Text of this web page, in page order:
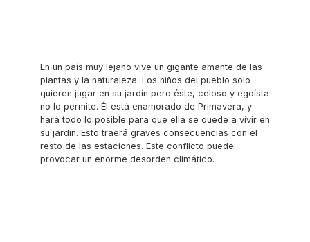
En un país muy lejano vive un gigante amante de las
plantas y la naturaleza. Los niños del pueblo solo
quieren jugar en su jardín pero éste, celoso y egoísta
no lo permite. Él está enamorado de Primavera, y
hará todo lo posible para que ella se quede a vivir en
su jardín. Esto traerá graves consecuencias con el
resto de las estaciones. Este conflicto puede
provocar un enorme desorden climático.